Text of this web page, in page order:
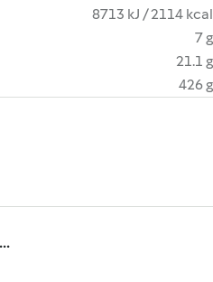
8713 kJ / 2114 kcal
7 g
21.1 g
426 g